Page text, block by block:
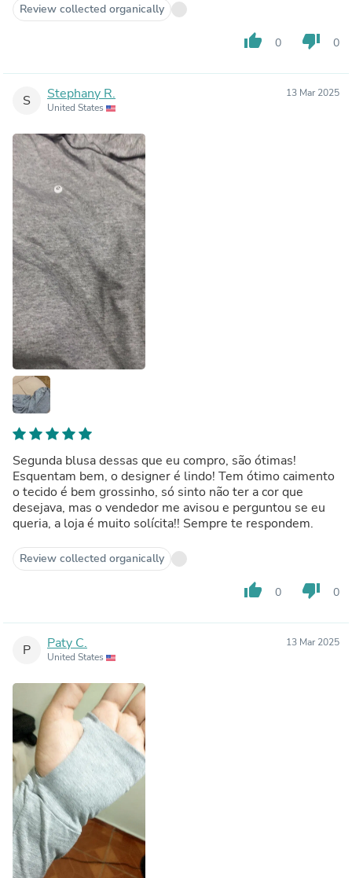
Review collected organically
thumb_up 0 thumb_down 0
S Stephany R.
United States
13 Mar 2025
Segunda blusa dessas que eu compro, são ótimas!
Esquentam bem, o designer é lindo! Tem ótimo caimento
o tecido é bem grossinho, só sinto não ter a cor que
desejava, mas o vendedor me avisou e perguntou se eu
queria, a loja é muito solícita!! Sempre te respondem.
Review collected organically
thumb_up 0 thumb_down 0
P Paty C.
United States
13 Mar 2025